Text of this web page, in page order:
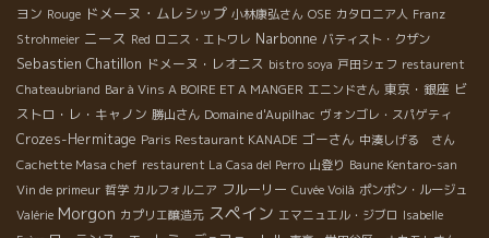
ヨン Rouge ドメーヌ・ムレシップ 小林康弘さん OSE カタロニア人 Franz
Strohmeier ニース Red ロニス・エトワレ Narbonne バティスト・クザン
Sebastien Chatillon ドメーヌ・レオニス bistro soya 戸田シェフ restaurent
Chateaubriand Bar à Vins A BOIRE ET A MANGER エニンドさん 東京・銀座 ビ
ストロ・レ・キャノン 勝山さん Domaine d'Aupilhac ヴォンゴレ・スパゲティ
Crozes-Hermitage Paris Restaurant KANADE ゴーさん 中湊しげる さん
Cachette Masa chef restaurent La Casa del Perro 山登り Baune Kentaro-san
Vin de primeur 哲学 カルフォルニア フルーリー Cuvée Voilà ポンポン・ルージュ
Valérie Morgon カプリエ醸造元 スペイン エマニュエル・ジブロ Isabelle